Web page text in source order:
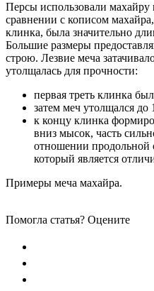
Персы использовали
сравнении с кописом
клинка, была значительно
Большие размеры
строю. Лезвие меча
утолщалась для прочности:
первая треть клинка
затем меч утолщался до
к концу клинка
вниз мысок, часть
отношении продольной
который является
Примеры меча махайра.
Помогла статья? Оцените